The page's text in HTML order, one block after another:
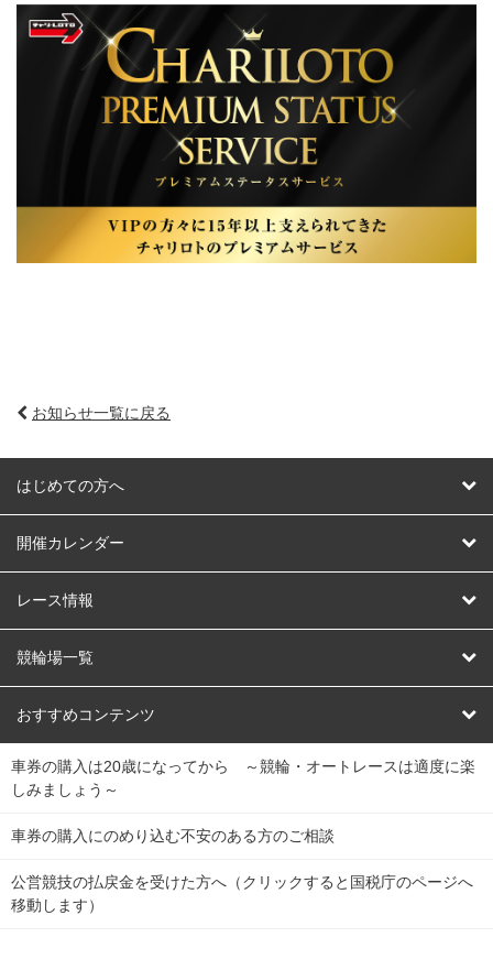
お知らせ一覧に戻る
はじめての方へ
はじめての方へ
開催カレンダー
競輪
オートレース
競輪くじ
Dokanto!
チャリロトプラザ
レース情報
レース予想
レース結果
キャリーオーバー一覧
競輪場一覧
北日本 函館競輪場
関
東
弥彦競輪場 前橋競輪場 取手競輪場 宇都宮競輪場
関
東
小田原競輪場
おすすめコンテンツ
競輪選手情報
Perfecta Navi
netkeirin
車券の購入は20歳になってから ～競輪・オートレースは適度に楽
しみましょう～
車券の購入にのめり込む不安のある方のご相談
公営競技の払戻金を受けた方へ（クリックすると国税庁のページへ
移動します）